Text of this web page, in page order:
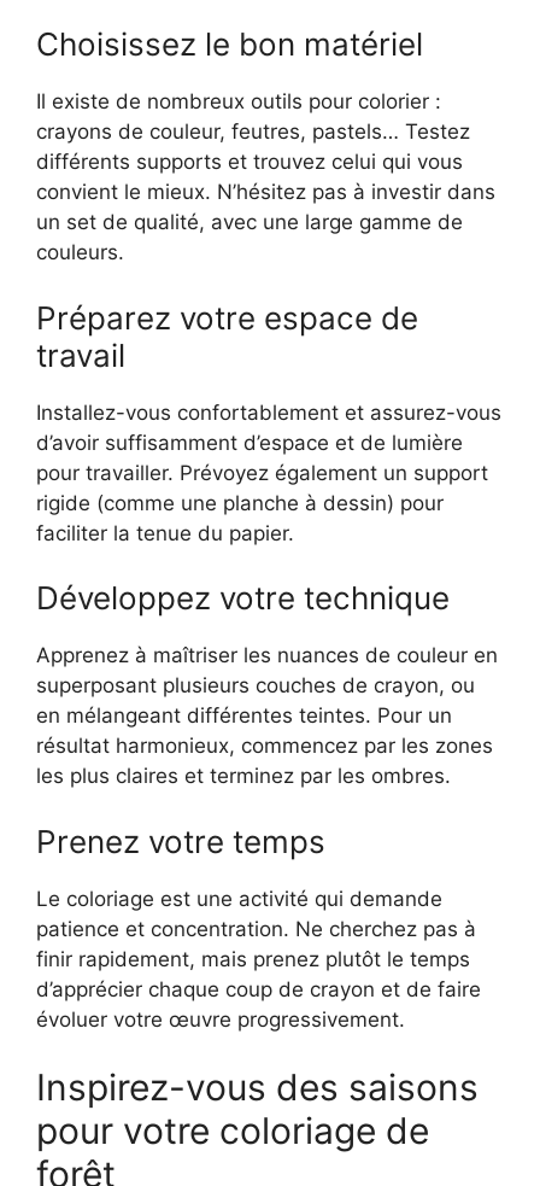
Choisissez le bon matériel
Il existe de nombreux outils pour colorier :
crayons de couleur, feutres, pastels… Testez
différents supports et trouvez celui qui vous
convient le mieux. N’hésitez pas à investir dans
un set de qualité, avec une large gamme de
couleurs.
Préparez votre espace de
travail
Installez-vous confortablement et assurez-vous
d’avoir suffisamment d’espace et de lumière
pour travailler. Prévoyez également un support
rigide (comme une planche à dessin) pour
faciliter la tenue du papier.
Développez votre technique
Apprenez à maîtriser les nuances de couleur en
superposant plusieurs couches de crayon, ou
en mélangeant différentes teintes. Pour un
résultat harmonieux, commencez par les zones
les plus claires et terminez par les ombres.
Prenez votre temps
Le coloriage est une activité qui demande
patience et concentration. Ne cherchez pas à
finir rapidement, mais prenez plutôt le temps
d’apprécier chaque coup de crayon et de faire
évoluer votre œuvre progressivement.
Inspirez-vous des saisons
pour votre coloriage de
forêt